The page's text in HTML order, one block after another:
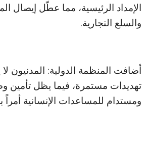
الإمداد الرئيسية، مما عطّل إيصال
والسلع التجارية.
أضافت المنظمة الدولية: المدنيون
تهديدات مستمرة، فيما يظل تأمين
ومستدام للمساعدات الإنسانية أمراً